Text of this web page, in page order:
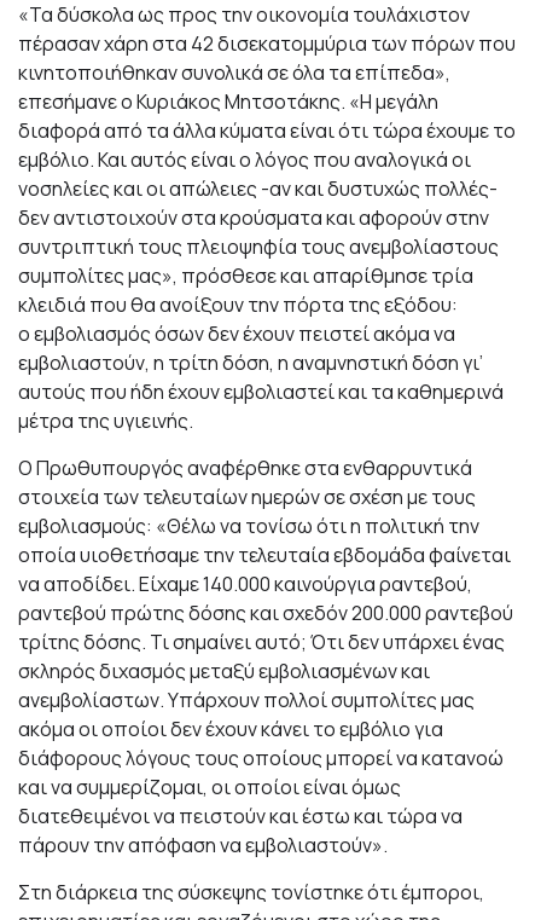
«Τα δύσκολα ως προς την οικονομία τουλάχιστον
πέρασαν χάρη στα 42 δισεκατομμύρια των πόρων που
κινητοποιήθηκαν συνολικά σε όλα τα επίπεδα»,
επεσήμανε ο Κυριάκος Μητσοτάκης. «Η μεγάλη
διαφορά από τα άλλα κύματα είναι ότι τώρα έχουμε το
εμβόλιο. Και αυτός είναι ο λόγος που αναλογικά οι
νοσηλείες και οι απώλειες -αν και δυστυχώς πολλές-
δεν αντιστοιχούν στα κρούσματα και αφορούν στην
συντριπτική τους πλειοψηφία τους ανεμβολίαστους
συμπολίτες μας», πρόσθεσε και απαρίθμησε τρία
κλειδιά που θα ανοίξουν την πόρτα της εξόδου:
ο εμβολιασμός όσων δεν έχουν πειστεί ακόμα να
εμβολιαστούν, η τρίτη δόση, η αναμνηστική δόση γι’
αυτούς που ήδη έχουν εμβολιαστεί και τα καθημερινά
μέτρα της υγιεινής.
Ο Πρωθυπουργός αναφέρθηκε στα ενθαρρυντικά
στοιχεία των τελευταίων ημερών σε σχέση με τους
εμβολιασμούς: «Θέλω να τονίσω ότι η πολιτική την
οποία υιοθετήσαμε την τελευταία εβδομάδα φαίνεται
να αποδίδει. Είχαμε 140.000 καινούργια ραντεβού,
ραντεβού πρώτης δόσης και σχεδόν 200.000 ραντεβού
τρίτης δόσης. Τι σημαίνει αυτό; Ότι δεν υπάρχει ένας
σκληρός διχασμός μεταξύ εμβολιασμένων και
ανεμβολίαστων. Υπάρχουν πολλοί συμπολίτες μας
ακόμα οι οποίοι δεν έχουν κάνει το εμβόλιο για
διάφορους λόγους τους οποίους μπορεί να κατανοώ
και να συμμερίζομαι, οι οποίοι είναι όμως
διατεθειμένοι να πειστούν και έστω και τώρα να
πάρουν την απόφαση να εμβολιαστούν».
Στη διάρκεια της σύσκεψης τονίστηκε ότι έμποροι,